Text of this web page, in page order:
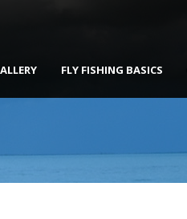
FLY FISHING BASICS